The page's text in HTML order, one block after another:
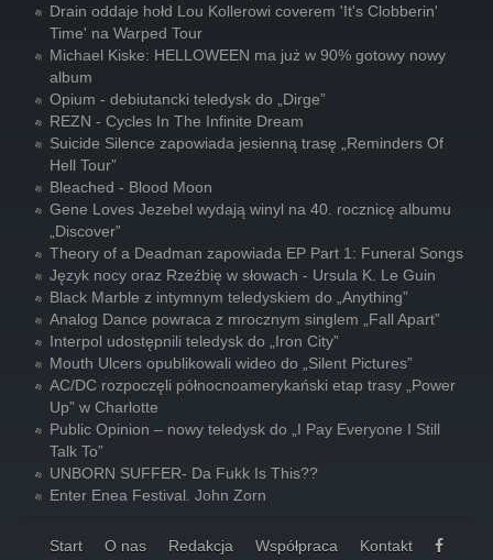
Drain oddaje hołd Lou Kollerowi coverem 'It's Clobberin'
Time' na Warped Tour
Michael Kiske: HELLOWEEN ma już w 90% gotowy nowy
album
Opium - debiutancki teledysk do „Dirge”
REZN - Cycles In The Infinite Dream
Suicide Silence zapowiada jesienną trasę „Reminders Of
Hell Tour”
Bleached - Blood Moon
Gene Loves Jezebel wydają winyl na 40. rocznicę albumu
„Discover”
Theory of a Deadman zapowiada EP Part 1: Funeral Songs
Język nocy oraz Rzeźbię w słowach - Ursula K. Le Guin
Black Marble z intymnym teledyskiem do „Anything”
Analog Dance powraca z mrocznym singlem „Fall Apart”
Interpol udostępnili teledysk do „Iron City”
Mouth Ulcers opublikowali wideo do „Silent Pictures”
AC/DC rozpoczęli północnoamerykański etap trasy „Power
Up” w Charlotte
Public Opinion – nowy teledysk do „I Pay Everyone I Still
Talk To”
UNBORN SUFFER- Da Fukk Is This??
Enter Enea Festival. John Zorn
Start O nas Redakcja Współpraca Kontakt